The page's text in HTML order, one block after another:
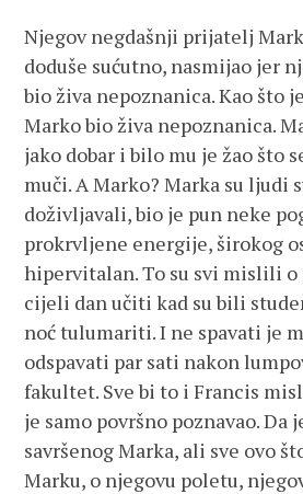
Njegov negdašnji prijatelj
doduše sućutno, nasmijao jer
bio živa nepoznanica. Kao što
Marko bio živa nepoznanica.
jako dobar i bilo mu je žao što
muči. A Marko? Marka su ljudi
doživljavali, bio je pun neke
prokrvljene energije, širokog
hipervitalan. To su svi mislili o
cijeli dan učiti kad su bili
noć tulumariti. I ne spavati je
odspavati par sati nakon
fakultet. Sve bi to i Francis
je samo površno poznavao. Da
savršenog Marka, ali sve ovo
Marku, o njegovu poletu,